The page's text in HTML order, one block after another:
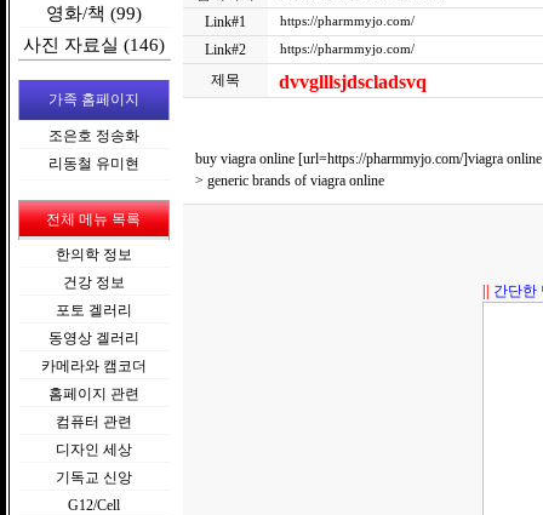
영화/책 (99)
사진 자료실 (146)
가족 홈페이지
조은호 정송화
리동철 유미현
전체 메뉴 목록
한의학 정보
건강 정보
포토 겔러리
동영상 겔러리
카메라와 캠코더
홈페이지 관련
컴퓨터 관련
디자인 세상
기독교 신앙
G12/Cell
Link#1 https://pharmmyjo.com/
Link#2 https://pharmmyjo.com/
제목 dvvglllsjdscladsvq
buy viagra online [url=https://pharmmyjo.com/]viagra
> generic brands of viagra online
간단한